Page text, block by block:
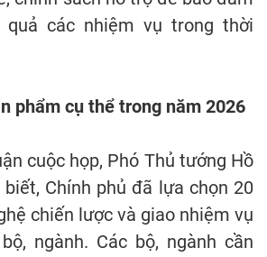
các nhiệm vụ trong thời
phẩm cụ thể trong năm 2026
cuộc họp, Phó Thủ tướng Hồ
biết, Chính phủ đã lựa chọn 20
chiến lược và giao nhiệm vụ
ngành. Các bộ, ngành cần